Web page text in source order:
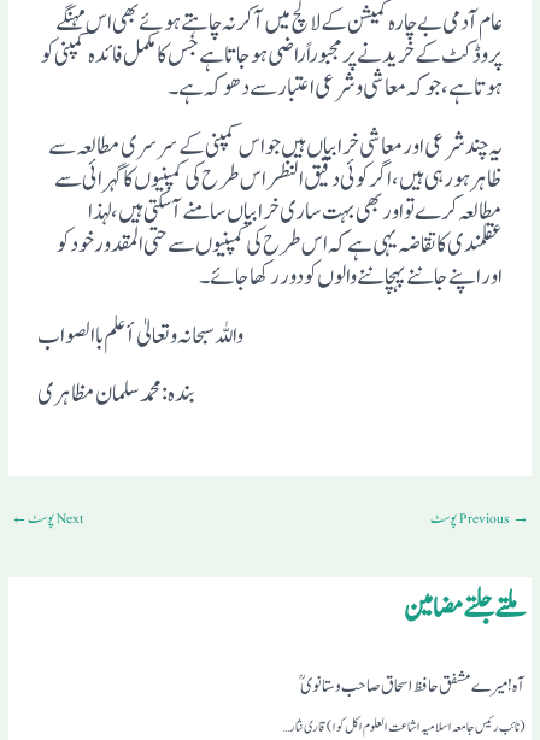
عام آدمی بے چارہ کمیشن کے لالچ میں آکر نہ چاہتے ہوئے بھی اس مہنگے
پروڈکٹ کے خریدنے پر مجبوراً راضی ہوجاتا ہے جس کا مکمل فائدہ کمپنی کو
ہوتا ہے، جو کہ معاشی و شرعی اعتبار سے دھوکہ ہے۔
یہ چند شرعی اور معاشی خرابیاں ہیں جو اس کمپنی کے سرسری مطالعہ سے
ظاہر ہورہی ہیں، اگر کوئی دقیق النظراس طرح کی کمپنیوں کاگہرائی سے
مطالعہ کرے تو اور بھی بہت ساری خرابیاں سامنے آسکتی ہیں، لہذا
عقلمندی کا تقاضہ یہی ہے کہ اس طرح کی کمپنیوں سے حتی المقدور خود کو
اور اپنے جاننے پہچاننے والوں کو دور رکھا جائے ۔
وا للہ سبحانہ وتعالیٰ أعلم باالصواب
بندہ: محمد سلمان مظاہری
→ Next پوسٹ ←
ملتے جلتے مضامین
آہ!میرے مشفق حافظ اسحاق صاحب وستانوی 
(نائب رئیس جامعہ اسلامیہ اشاعت العلوم اکل کوا) قاری نثار…